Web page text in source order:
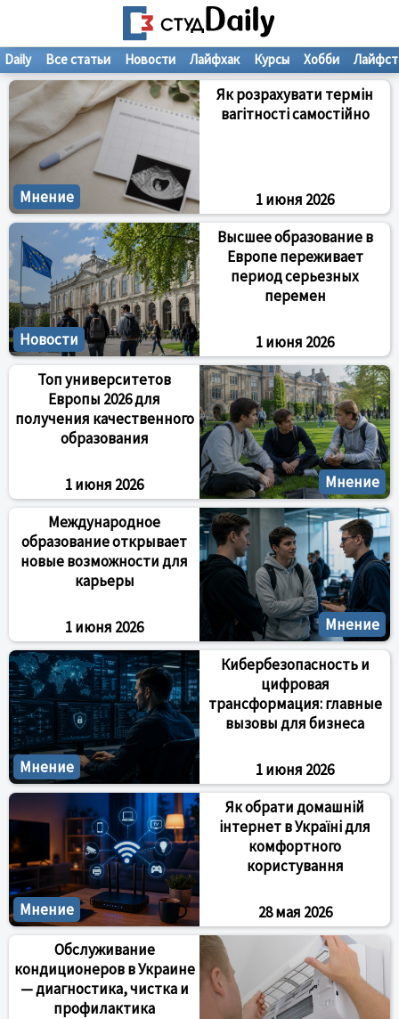
Daily Все статьи Новости Лайфхак Курсы Хобби
Мнение
Як розрахувати термін
вагітності самостійно
1 июня 2026
Новости
Высшее образование в
Европе переживает
период серьезных
перемен
1 июня 2026
Мнение
Топ университетов
Европы 2026 для
получения качественного
образования
1 июня 2026
Мнение
Международное
образование открывает
новые возможности для
карьеры
1 июня 2026
Мнение
Кибербезопасность и
цифровая
трансформация: главные
вызовы для бизнеса
1 июня 2026
Мнение
Як обрати домашній
інтернет в Україні для
комфортного
користування
28 мая 2026
Обслуживание
кондиционеров в Украине
— диагностика, чистка и
профилактика